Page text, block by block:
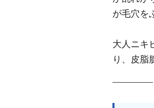
が毛穴を
大人ニキ
り、皮脂